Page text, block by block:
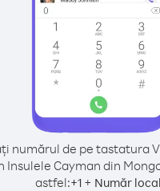
numărul de pe tastatura
Insulele Cayman din
astfel:+1 + Număr local